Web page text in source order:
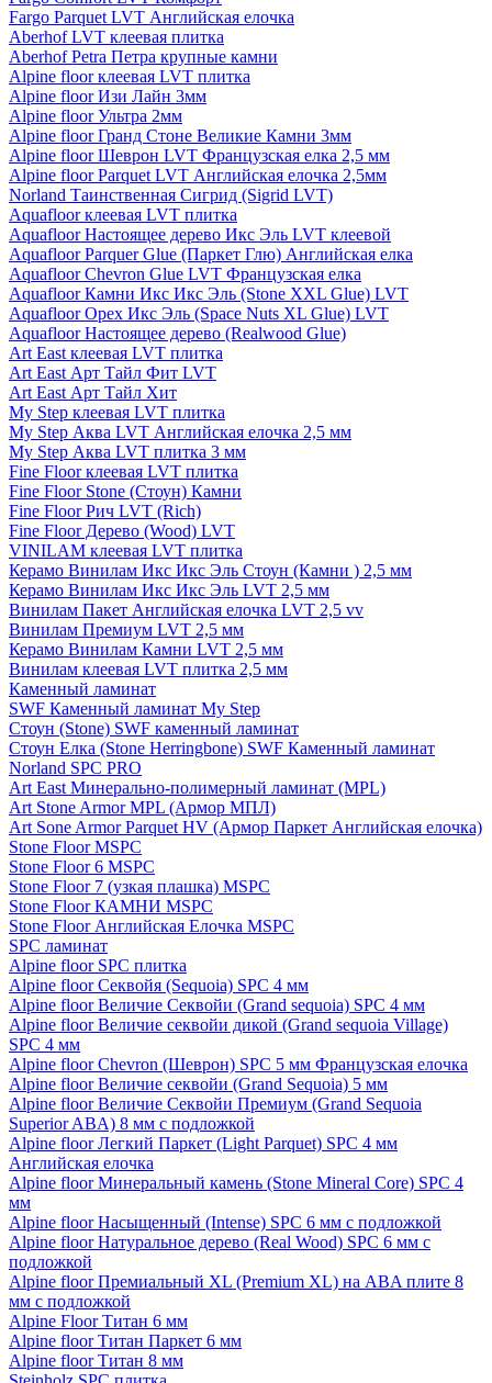
Fargo Parquet LVT Английская елочка
Aberhof LVT клеевая плитка
Aberhof Petra Петра крупные камни
Alpine floor клеевая LVT плитка
Alpine floor Изи Лайн 3мм
Alpine floor Ультра 2мм
Alpine floor Гранд Стоне Великие Камни 3мм
Alpine floor Шеврон LVT Французская елка 2,5 мм
Alpine floor Parquet LVT Английская елочка 2,5мм
Norland Таинственная Сигрид (Sigrid LVT)
Aquafloor клеевая LVT плитка
Aquafloor Настоящее дерево Икс Эль LVT клеевой
Aquafloor Parquer Glue (Паркет Глю) Английская елка
Aquafloor Chevron Glue LVT Французская елка
Aquafloor Камни Икс Икс Эль (Stone XXL Glue) LVT
Aquafloor Орех Икс Эль (Space Nuts XL Glue) LVT
Aquafloor Настоящее дерево (Realwood Glue)
Art East клеевая LVT плитка
Art East Арт Тайл Фит LVT
Art East Арт Тайл Хит
My Step клеевая LVT плитка
My Step Аква LVT Английская елочка 2,5 мм
My Step Аква LVT плитка 3 мм
Fine Floor клеевая LVT плитка
Fine Floor Stone (Стоун) Камни
Fine Floor Рич LVT (Rich)
Fine Floor Дерево (Wood) LVT
VINILAM клеевая LVT плитка
Керамо Винилам Икс Икс Эль Стоун (Камни ) 2,5 мм
Керамо Винилам Икс Икс Эль LVT 2,5 мм
Винилам Пакет Английская елочка LVT 2,5 vv
Винилам Премиум LVT 2,5 мм
Керамо Винилам Камни LVT 2,5 мм
Винилам клеевая LVT плитка 2,5 мм
Каменный ламинат
SWF Каменный ламинат My Step
Стоун (Stone) SWF каменный ламинат
Стоун Елка (Stone Herringbone) SWF Каменный ламинат
Norland SPC PRO
Art East Минерально-полимерный ламинат (MPL)
Art Stone Armor MPL (Армор МПЛ)
Art Sone Armor Parquet HV (Армор Паркет Английская елочка)
Stone Floor MSPC
Stone Floor 6 MSPC
Stone Floor 7 (узкая плашка) MSPC
Stone Floor КАМНИ MSPC
Stone Floor Английская Елочка MSPC
SPC ламинат
Alpine floor SPC плитка
Alpine floor Секвойя (Sequoia) SPC 4 мм
Alpine floor Величие Секвойи (Grand sequoia) SPC 4 мм
Alpine floor Величие секвойи дикой (Grand sequoia Village)
SPC 4 мм
Alpine floor Chevron (Шеврон) SPC 5 мм Французская елочка
Alpine floor Величие секвойи (Grand Sequoia) 5 мм
Alpine floor Величие Секвойи Премиум (Grand Sequoia
Superior ABA) 8 мм с подложкой
Alpine floor Легкий Паркет (Light Parquet) SPC 4 мм
Английская елочка
Alpine floor Минеральный камень (Stone Mineral Core) SPC 4
мм
Alpine floor Насыщенный (Intense) SPC 6 мм с подложкой
Alpine floor Натуральное дерево (Real Wood) SPC 6 мм с
подложкой
Alpine floor Премиальный XL (Premium XL) на ABA плите 8
мм с подложкой
Alpine Floor Титан 6 мм
Alpine floor Титан Паркет 6 мм
Alpine floor Титан 8 мм